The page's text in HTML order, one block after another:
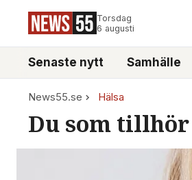
Torsdag
6 augusti
Senaste nytt Samhälle
News55.se Hälsa
Du som